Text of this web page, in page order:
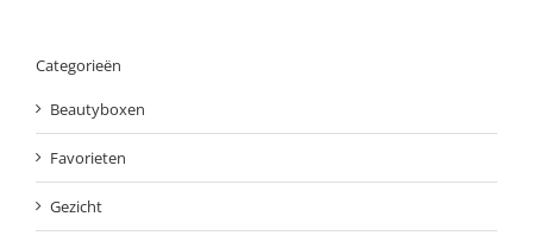
Categorieën
Beautyboxen
Favorieten
Gezicht